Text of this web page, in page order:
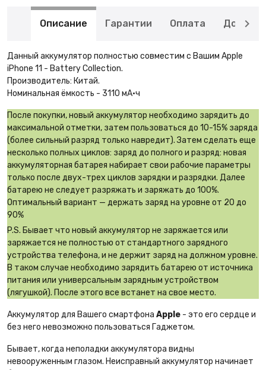
Описание Гарантии Оплата
Данный аккумулятор полностью совместим с Вашим Apple
iPhone 11 - Battery Collection.
Производитель: Китай.
Номинальная ёмкость - 3110 мА·ч
После покупки, новый аккумулятор необходимо зарядить до
максимальной отметки, затем пользоваться до 10-15% заряда
(более сильный разряд только навредит). Затем сделать еще
несколько полных циклов: заряд до полного и разряд: новая
аккумуляторная батарея набирает свои рабочие параметры
только после двух-трех циклов зарядки и разрядки. Далее
батарею не следует разряжать и заряжать до 100%.
Оптимальный вариант — держать заряд на уровне от 20 до
90%
P.S. Бывает что новый аккумулятор не заряжается или
заряжается не полностью от стандартного зарядного
устройства телефона, и не держит заряд на должном уровне.
В таком случае необходимо зарядить батарею от источника
питания или универсальным зарядным устройством
(лягушкой). После этого все встанет на свое место.
Аккумулятор для Вашего смартфона Apple - это его сердце и
без него невозможно пользоваться Гаджетом.
Бывает, когда неполадки аккумулятора видны
невооруженным глазом. Неисправный аккумулятор начинает